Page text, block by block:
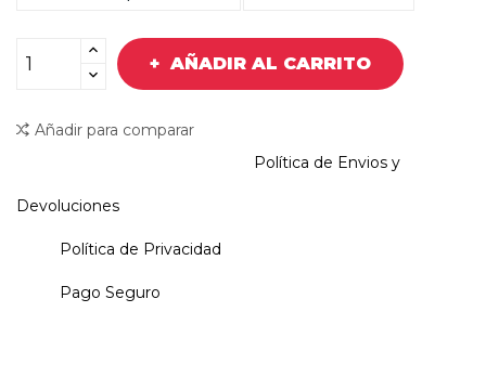
AÑADIR AL CARRITO
Añadir para comparar
Política de Envios y
Devoluciones
Política de Privacidad
Pago Seguro